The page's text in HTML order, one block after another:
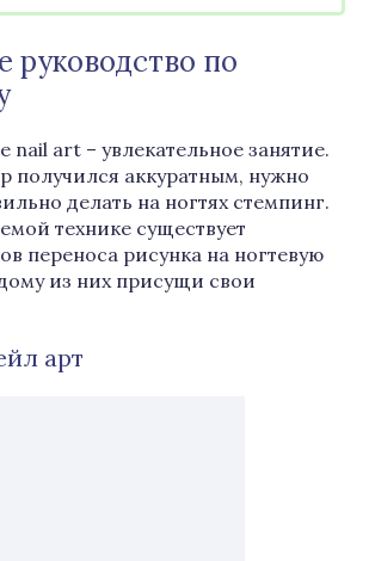
руководство по
nail art – увлекательное занятие.
получился аккуратным, нужно
делать на ногтях стемпинг.
технике существует
переноса рисунка на ногтевую
из них присущи свои
арт